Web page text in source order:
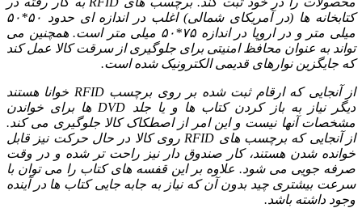
کتابخانه ها (در آمریکای شمالی) اغلب در اندازه ای حدود ۵۰*۵۰
میلی متر و در اروپا در اندازه ۷۵*۵۰ میلی متر است. همچنین می
تواند به عنوان محافظ امنیتی برای جلوگیری از سرقت کالا عمل کند
که جایگزین نوارهای قدیمی الکترونیک شده است.
از آنجایی که ارقام ثبت شده بر روی برچسب RFID خوانا هستند
دیگر نیاز به باز کردن کتاب ها و یا جلد DVD ها برای خواندن
مشخصات آنها نیست و این امر از اصطکاک کالا جلوگیری می کند.
از آنجایی که برچسب های RFID روی کالا در حال حرکت نیز قابل
خوانده شدن هستند، کار صندوق دار نیز راحت تر شده و در وقت
صرفه جویی می شود. علاوه بر این قفسه های کتاب را می توان با
سرعت بیشتری چید بدون آن که نیاز به جابه جایی کتاب ها در آینده
وجود داشته باشد.